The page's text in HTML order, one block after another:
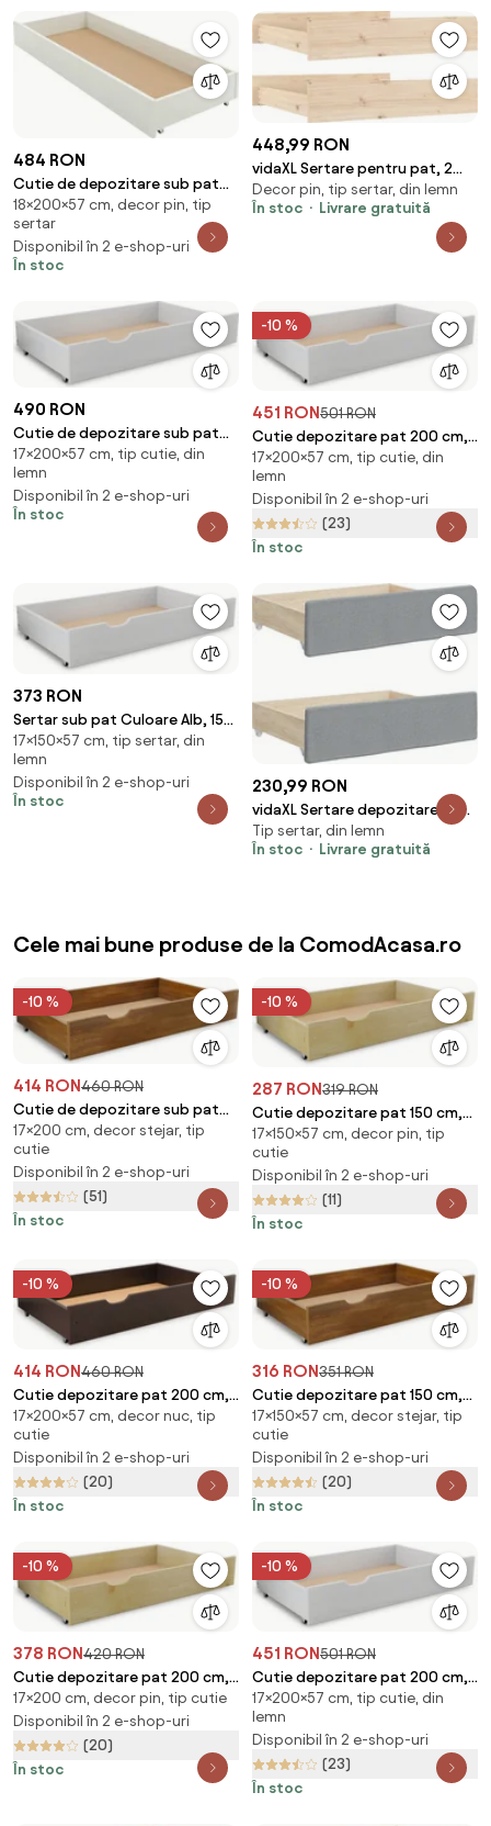
484 RON
Cutie de depozitare sub pat
ELISA 200 cm, alb
18×200×57 cm, decor pin, tip
sertar
Disponibil în 2 e-shop-uri
În stoc
448,99 RON
vidaXL Sertare pentru pat, 2
buc., lemn masiv de pin
Decor pin, tip sertar, din lemn
În stoc
Livrare gratuită
490 RON
Cutie de depozitare sub pat
200 cm, alba
17×200×57 cm, tip cutie, din
lemn
Disponibil în 2 e-shop-uri
În stoc
-10 %
451 RON501 RON
Cutie depozitare pat 200 cm,
alba
17×200×57 cm, tip cutie, din
lemn
Disponibil în 2 e-shop-uri
(23)
În stoc
373 RON
Sertar sub pat Culoare Alb, 150
cm
17×150×57 cm, tip sertar, din
lemn
Disponibil în 2 e-shop-uri
În stoc
230,99 RON
vidaXL Sertare depozitare de
pat, 2 buc., gri deschis, lemn și
textil
Tip sertar, din lemn
În stoc
Livrare gratuită
Cele mai bune produse de la ComodAcasa.ro
-10 %
414 RON460 RON
Cutie de depozitare sub pat
200 cm, stejar
17×200 cm, decor stejar, tip
cutie
Disponibil în 2 e-shop-uri
(51)
În stoc
-10 %
287 RON319 RON
Cutie depozitare pat 150 cm,
pin
17×150×57 cm, decor pin, tip
cutie
Disponibil în 2 e-shop-uri
(11)
În stoc
-10 %
414 RON460 RON
Cutie depozitare pat 200 cm,
nuc
17×200×57 cm, decor nuc, tip
cutie
Disponibil în 2 e-shop-uri
(20)
În stoc
-10 %
316 RON351 RON
Cutie depozitare pat 150 cm,
stejar
17×150×57 cm, decor stejar, tip
cutie
Disponibil în 2 e-shop-uri
(20)
În stoc
-10 %
378 RON420 RON
Cutie depozitare pat 200 cm,
pin
17×200 cm, decor pin, tip cutie
Disponibil în 2 e-shop-uri
(20)
În stoc
-10 %
451 RON501 RON
Cutie depozitare pat 200 cm,
alba
17×200×57 cm, tip cutie, din
lemn
Disponibil în 2 e-shop-uri
(23)
În stoc